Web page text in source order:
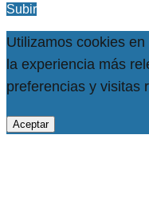
Subir
Utilizamos cookies
la experiencia más
preferencias y visitas
Aceptar